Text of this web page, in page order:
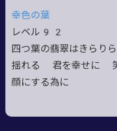
幸色の葉
レベル92
四つ葉の翡翠はきらりら
揺れる 君を幸せに
顔にする為に